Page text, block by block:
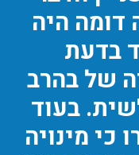
דומה היה
בדעת
של בהרב
בעוד
כי מינויה